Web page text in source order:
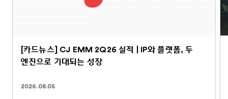
[카드뉴스] CJ EMM 2Q26 실적 | IP와 플랫폼, 두
엔진으로 기대되는 성장
2026.08.05